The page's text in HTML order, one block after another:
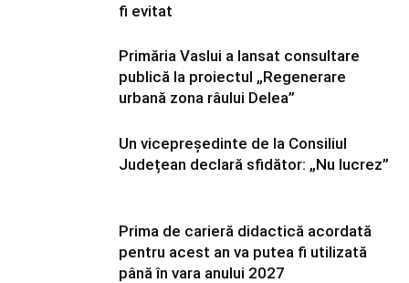
fi evitat
Primăria Vaslui a lansat consultare
publică la proiectul „Regenerare
urbană zona râului Delea”
Un vicepreședinte de la Consiliul
Județean declară sfidător: „Nu lucrez”
Prima de carieră didactică acordată
pentru acest an va putea fi utilizată
până în vara anului 2027